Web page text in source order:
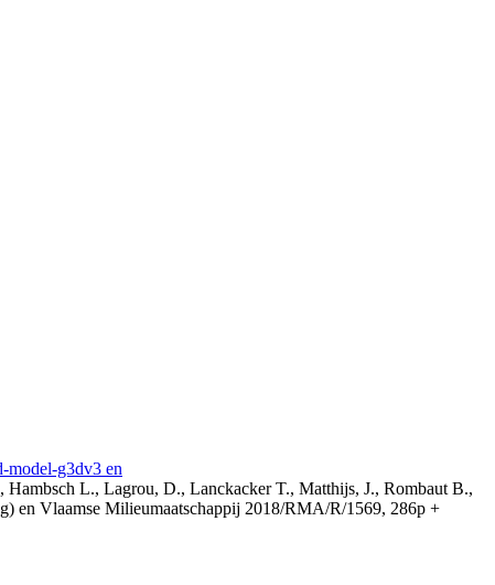
model-g3dv3 en
L., Lagrou, D., Lanckacker T., Matthijs, J., Rombaut B.,
en Vlaamse Milieumaatschappij 2018/RMA/R/1569, 286p +